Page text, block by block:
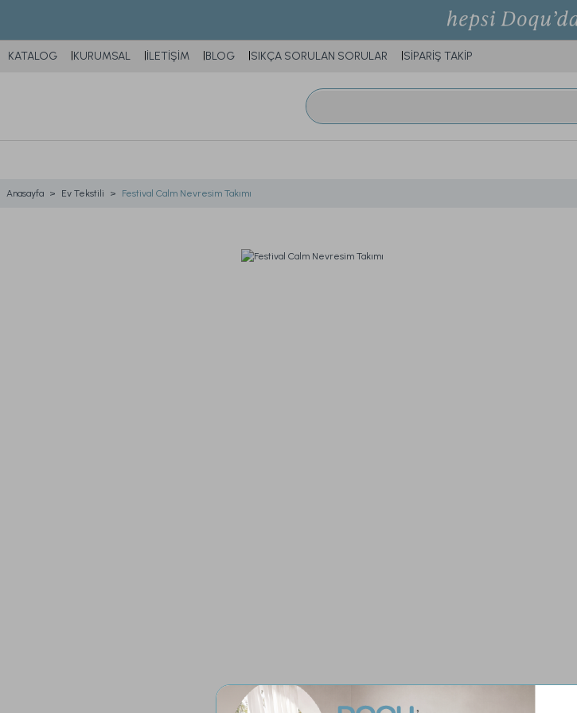
KATALOG KURUMSAL İLETİŞİM BLOG SIKÇA SORULAN SORULAR SİPARİŞ TAKİP
Anasayfa Ev Tekstili Festival Calm Nevresim Takımı